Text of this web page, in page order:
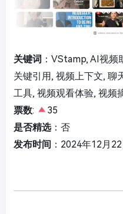
关键词 ：VStamp, AI视
关键引用, 视频上下文, 聊
工具, 视频观看体验, 视频
票数:
35
是否精选：否
发布时间 ：2024年12月